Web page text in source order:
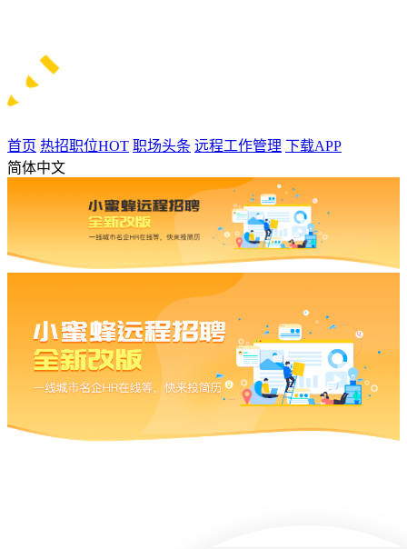
首页 热招职位HOT 职场头条 远程工作管理 下载APP
简体中文